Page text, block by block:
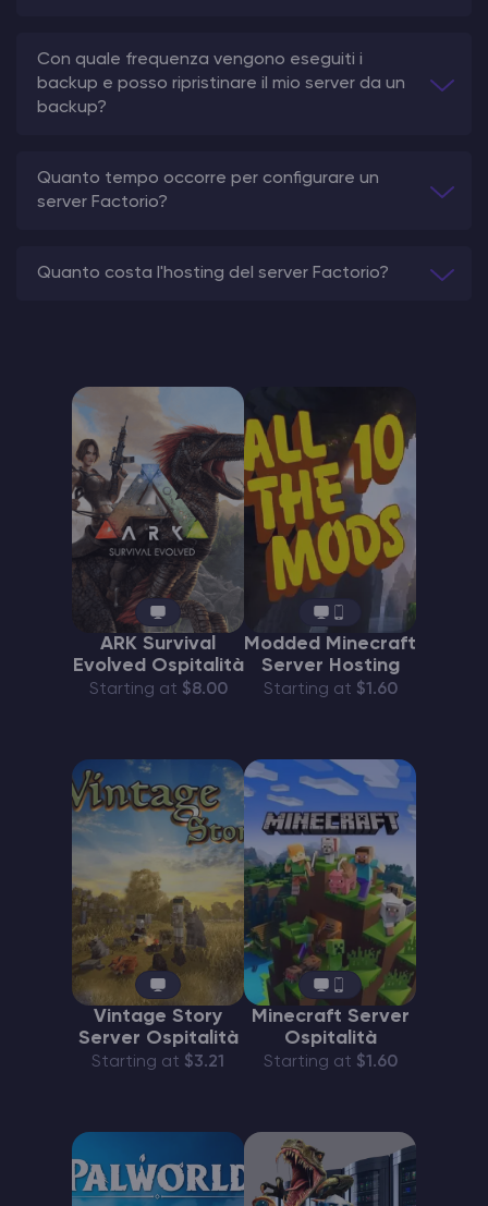
Con quale frequenza vengono eseguiti i
backup e posso ripristinare il mio server da un
backup?
Quanto tempo occorre per configurare un
server Factorio?
Quanto costa l'hosting del server Factorio?
ARK Survival
Evolved Ospitalità
Starting at $8.00
Modded Minecraft
Server Hosting
Starting at $1.60
Vintage Story
Server Ospitalità
Starting at $3.21
Minecraft Server
Ospitalità
Starting at $1.60